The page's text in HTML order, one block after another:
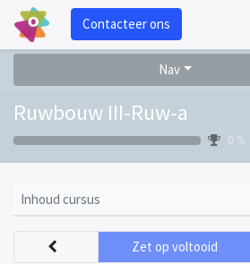
Contacteer ons
Nav
Ruwbouw III-Ruw-a
0 %
Inhoud cursus
Zet op voltooid